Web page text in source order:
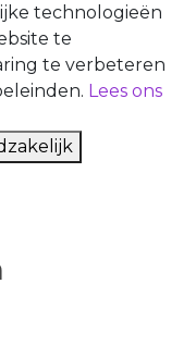
technologieën
te
te verbeteren
Lees ons